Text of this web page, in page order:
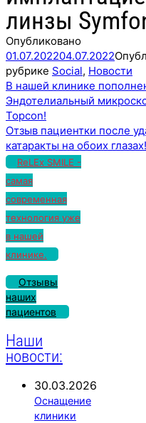
линзы
Опубликовано
01.07.202204.07.2022
рубрике Social, Новости
Навигация
по
записям
В нашей клинике
Эндотелиальный
Topcon!
Отзыв пациентки после
катаракты на обоих глазах!
ReLEx SMILE -
самая
современная
технология уже
в нашей
клинике.
Отзывы
наших
пациентов
Наши
новости:
30.03.2026
Оснащение
клиники